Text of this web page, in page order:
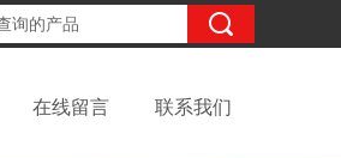
在线留言 联系我们